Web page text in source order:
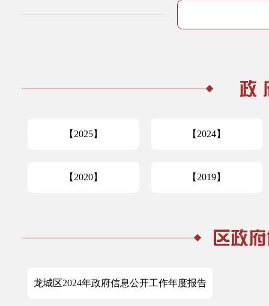
【2025】 【2024】
【2020】 【2019】
龙城区2024年政府信息公开工作年度报告